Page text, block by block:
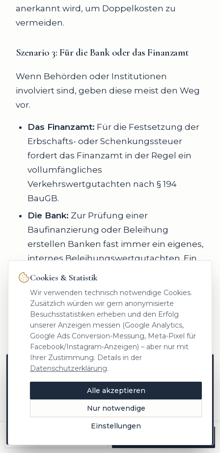
anerkannt wird, um Doppelkosten zu
vermeiden.
Szenario 3: Für die Bank oder das Finanzamt
Wenn Behörden oder Institutionen
involviert sind, geben diese meist den Weg
vor.
Das Finanzamt: Für die Festsetzung der
Erbschafts- oder Schenkungssteuer
fordert das Finanzamt in der Regel ein
vollumfängliches
Verkehrswertgutachten nach § 194
BauGB.
Die Bank: Zur Prüfung einer
Baufinanzierung oder Beleihung
erstellen Banken fast immer ein eigenes,
internes Beleihungswertgutachten. Ein
von Ihnen beauftragtes Gutachten wird
Prüfen Sie daher immer zuerst die
konkreten Anforderungen der jeweiligen
Institution, bevor Sie einen Auftrag erteilen.
Dies schützt Sie vor unnötigen Ausgaben
und stellt sicher, dass Ihre Unterlagen
direkt anerkannt werden.
Letztlich zeigt sich: Die teuerste Bewertung
ist nicht immer die beste für Ihr Ziel. Eine
fundierte Erstberatung, wie wir sie bei
Heinrichs Immobilienanbieten, klärt Ihren
Neue Objekte zuerst auf Instagram
Marktwissen aus Freising, Einblicke hinter die
Kulissen und Objekte vor allen anderen –
folgen Sie @heinrichs.immobilien.
Jetzt folgen Später
Cookies & Statistik
Wir verwenden technisch notwendige Cookies.
Zusätzlich würden wir gern anonymisierte
Besuchsstatistiken erheben und den Erfolg
unserer Anzeigen messen (Google Analytics,
Google Ads Conversion-Messung, Meta-Pixel für
Facebook/Instagram-Anzeigen) – aber nur mit
Ihrer Zustimmung. Details in der
Datenschutzerklärung.
Alle akzeptieren
Nur notwendige
Einstellungen